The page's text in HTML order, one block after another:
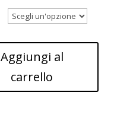
Aggiungi al
carrello